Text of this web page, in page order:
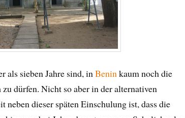
als sieben Jahre sind, inBeninkaum noch die
dürfen. Nicht so aber in der alternativen
neben dieser späten Einschulung ist, dass die